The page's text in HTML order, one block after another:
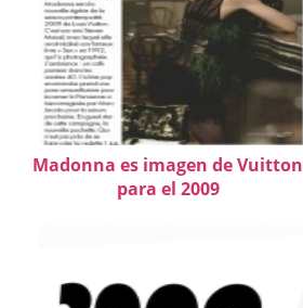
Madonna es imagen de Vuitton
para el 2009